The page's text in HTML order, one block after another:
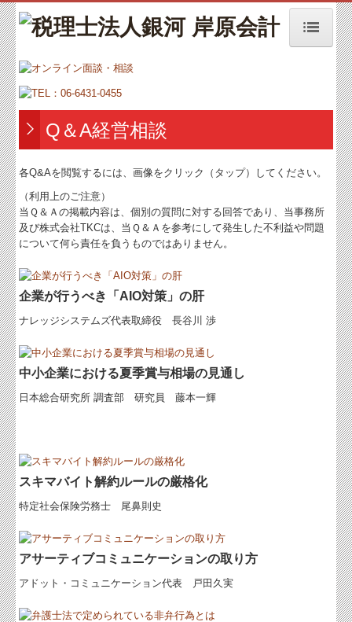
トップページ
お知らせ
事務所紹介
オンラインによる面談・相談
増販増客ニュース
交通案内
業務案内
セミナー案内
よくある質問
料金について
FX4クラウド
病院・診療所の皆様へ
社会福祉法人の皆様へ
Q＆A経営相談
各Q&Aを閲覧するには、画像をクリック（タップ）してください。
（利用上のご注意）
当Ｑ＆Ａの掲載内容は、個別の質問に対する回答であり、当事務所
及び株式会社TKCは、当Ｑ＆Ａを参考にして発生した不利益や問題
について何ら責任を負うものではありません。
企業が行うべき「AIO対策」の肝
ナレッジシステムズ代表取締役 長谷川 渉
中小企業における夏季賞与相場の見通し
日本総合研究所 調査部 研究員 藤本一輝
スキマバイト解約ルールの厳格化
特定社会保険労務士 尾鼻則史
アサーティブコミュニケーションの取り方
アドット・コミュニケーション代表 戸田久実